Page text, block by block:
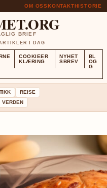
OM OSSKONTAKTHISTORIE
BRIEF
I DAG
COOKIEER
KLÆRING
NYHET
SBREV
BL
OG
G
REISE
VERDEN